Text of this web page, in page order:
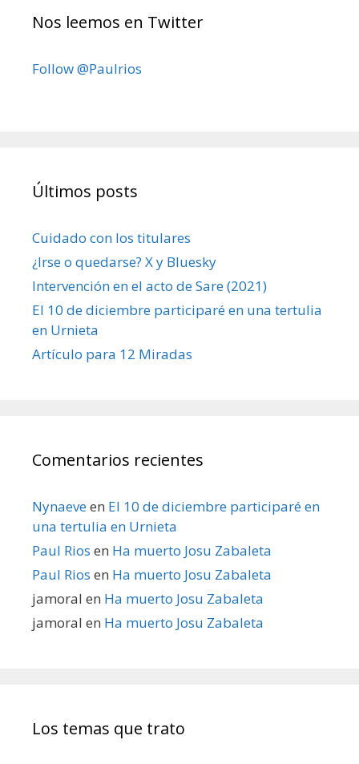
Nos leemos en Twitter
Follow @Paulrios
Últimos posts
Cuidado con los titulares
¿Irse o quedarse? X y Bluesky
Intervención en el acto de Sare (2021)
El 10 de diciembre participaré en una tertulia
en Urnieta
Artículo para 12 Miradas
Comentarios recientes
Nynaeveen El 10 de diciembre participaré en
una tertulia en Urnieta
Paul Rios en Ha muerto Josu Zabaleta
Paul Rios en Ha muerto Josu Zabaleta
jamoral en Ha muerto Josu Zabaleta
jamoral en Ha muerto Josu Zabaleta
Los temas que trato